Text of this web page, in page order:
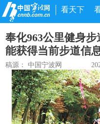
看天下
奉化963公里健身
能获得当前步道信
稿源：中国宁波网